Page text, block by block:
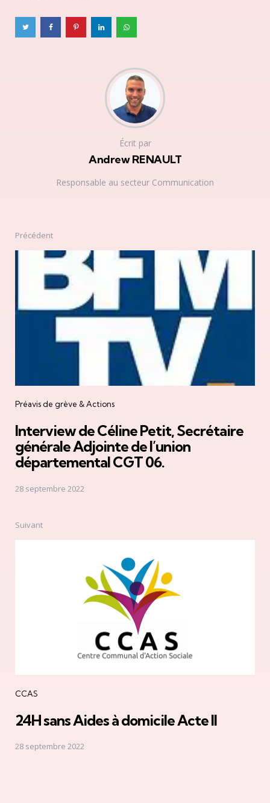
Écrit par
Andrew RENAULT
Responsable au secteur Communication
Post
navigation
Précédent
Préavis de grève & Actions
Interview de Céline Petit, Secrétaire
générale Adjointe de l’union
départemental CGT 06.
28 septembre 2022
Suivant
CCAS
24H sans Aides à domicile Acte II
28 septembre 2022